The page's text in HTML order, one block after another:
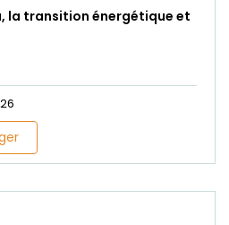
la transition énergétique et